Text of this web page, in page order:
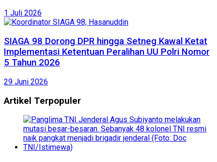
1 Juli 2026
SIAGA 98 Dorong DPR hingga Setneg Kawal Ketat
Implementasi Ketentuan Peralihan UU Polri Nomor
5 Tahun 2026
29 Juni 2026
Artikel Terpopuler